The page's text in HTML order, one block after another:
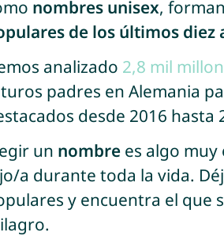
nombres unisex,
de los últimos diez
analizado 2,8 mil
padres en Alemania
desde 2016 hasta
un nombrees algo muy
a durante toda la vida.
y encuentra el que